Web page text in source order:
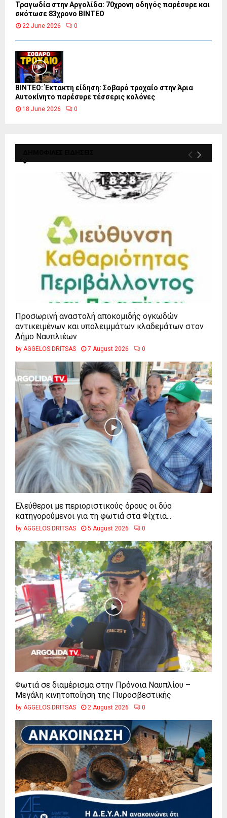
Τραγωδία στην Αργολίδα: 70χρονη οδηγός παρέσυρε και
σκότωσε 83χρονο ΒΙΝΤΕΟ
22 June 2026 0
ΒΙΝΤΕΟ: Έκτακτη είδηση: Σοβαρό τροχαίο στην Άρια
Αυτοκίνητο παρέσυρε τέσσερις κολόνες
18 June 2026 0
Προσωρινή αναστολή αποκομιδής ογκωδών
αντικειμένων και υπολειμμάτων κλαδεμάτων στον
Δήμο Ναυπλιέων
by AGGELOS DRITSAS 7 August 2026 0
Ελεύθεροι με περιοριστικούς όρους οι δύο
κατηγορούμενοι για τη φωτιά στα Φίχτια...
by AGGELOS DRITSAS 5 August 2026 0
Φωτιά σε διαμέρισμα στην Πρόνοια Ναυπλίου –
Μεγάλη κινητοποίηση της Πυροσβεστικής
by AGGELOS DRITSAS 2 August 2026 0